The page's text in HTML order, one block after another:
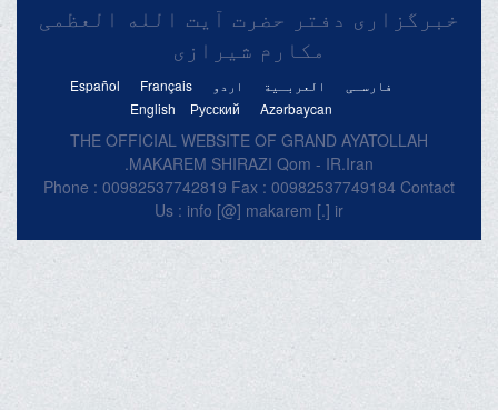
خبرگزاری دفتر حضرت آیت الله العظمی
مکارم شیرازی
فارسـی العربـیة اردو Français
Español
Azərbaycan
Русский
English
THE OFFICIAL WEBSITE OF GRAND AYATOLLAH
MAKAREM SHIRAZI Qom - IR.Iran.
Phone : 00982537742819 Fax : 00982537749184 Contact
Us : info [@] makarem [.] ir